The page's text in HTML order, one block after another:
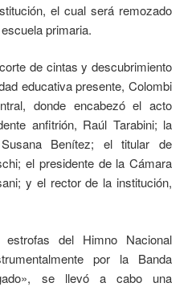
el cual será remozado
primaria.
de cintas y descubrimiento
educativa presente, Colombi
donde encabezó el acto
anfitrión, Raúl Tarabini; la
Benítez; el titular de
el presidente de la Cámara
y el rector de la institución,
del Himno Nacional
por la Banda
se llevó a cabo una